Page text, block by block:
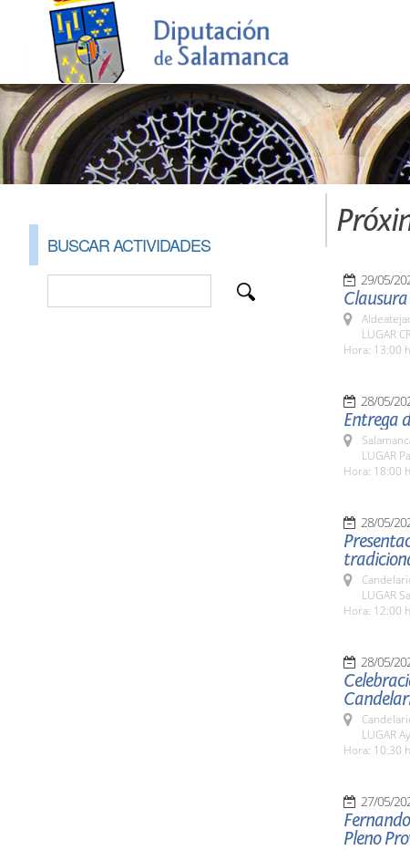
BUSCAR ACTIVIDADES
29/05/
LUGAR
Hora: 13:00
28/05/
Entrega
LUGAR
Hora: 18:00
28/05/
LUGAR
Hora: 12:00
28/05/
LUGAR
Hora: 10:30
27/05/
Pleno